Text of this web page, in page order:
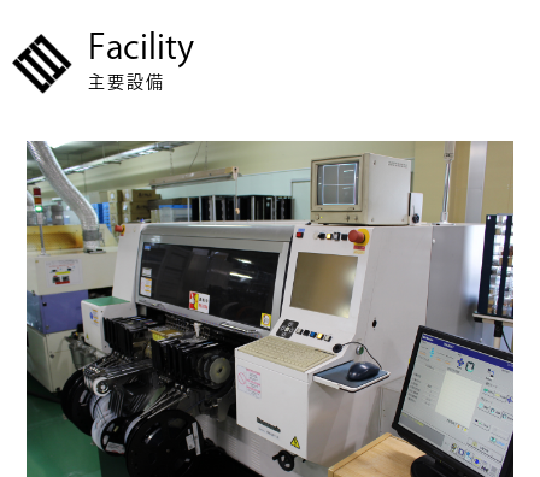
Facility
主要設備